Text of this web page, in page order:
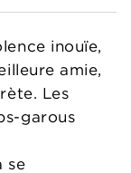
inouïe,
amie,
Les
garous
se